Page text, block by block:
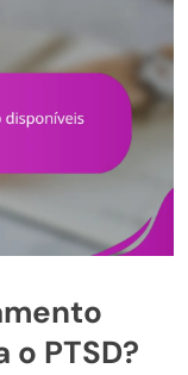
PTSD?